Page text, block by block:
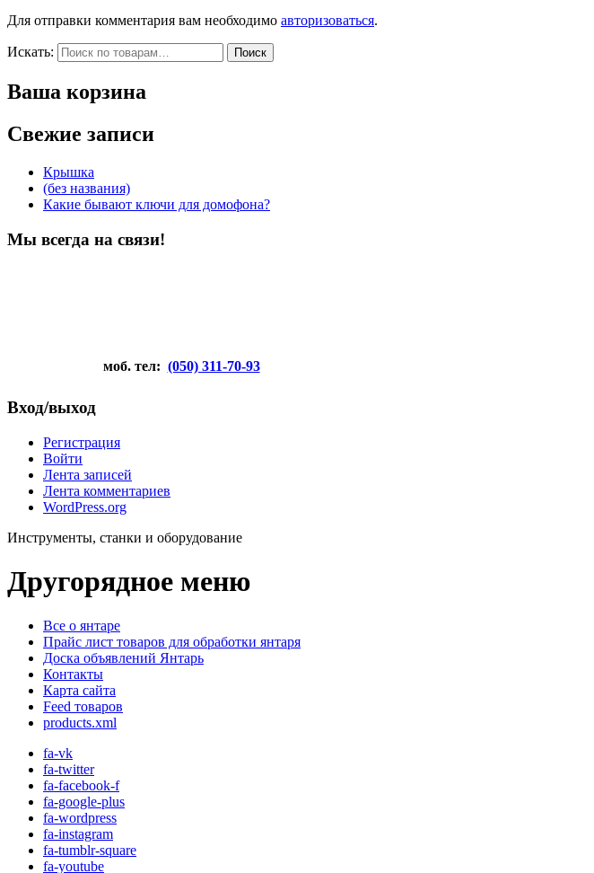
Для отправки комментария вам необходимо авторизоваться.
Искать: Поиск
Ваша корзина
Свежие записи
Крышка
(без названия)
Какие бывают ключи для домофона?
Мы всегда на связи!
моб. тел: (050) 311-70-93
Вход/выход
Регистрация
Войти
Лента записей
Лента комментариев
WordPress.org
Инструменты, станки и оборудование
Другорядное меню
Все о янтаре
Прайс лист товаров для обработки янтаря
Доска объявлений Янтарь
Контакты
Карта сайта
Feed товаров
products.xml
fa-vk
fa-twitter
fa-facebook-f
fa-google-plus
fa-wordpress
fa-instagram
fa-tumblr-square
fa-youtube